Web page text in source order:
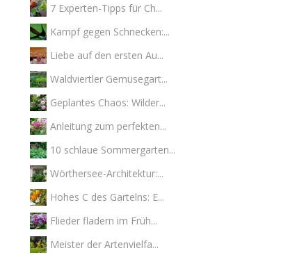
7 Experten-Tipps für Ch...
Kampf gegen Schnecken:...
Liebe auf den ersten Au...
Waldviertler Gemüsegart...
Geplantes Chaos: Wilder...
Anleitung zum perfekten...
10 schlaue Sommergarten...
Wörthersee-Architektur:...
Hohes C des Gartelns: E...
Flieder fladern im Früh...
Meister der Artenvielfa...